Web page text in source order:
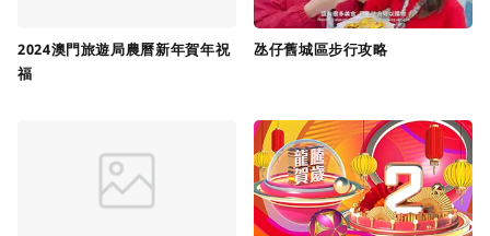
2024澳門旅遊局農曆新年賀年祝
福
氹仔舊城區步行攻略